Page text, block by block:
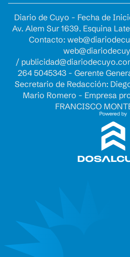
Diario de Cuyo - Fecha de
Av. Alem Sur 1639. Esquina
Contacto:
/
264 5045343 - Gerente
Secretario de Redacción:
Mario Romero - Empresa
FRANCISCO